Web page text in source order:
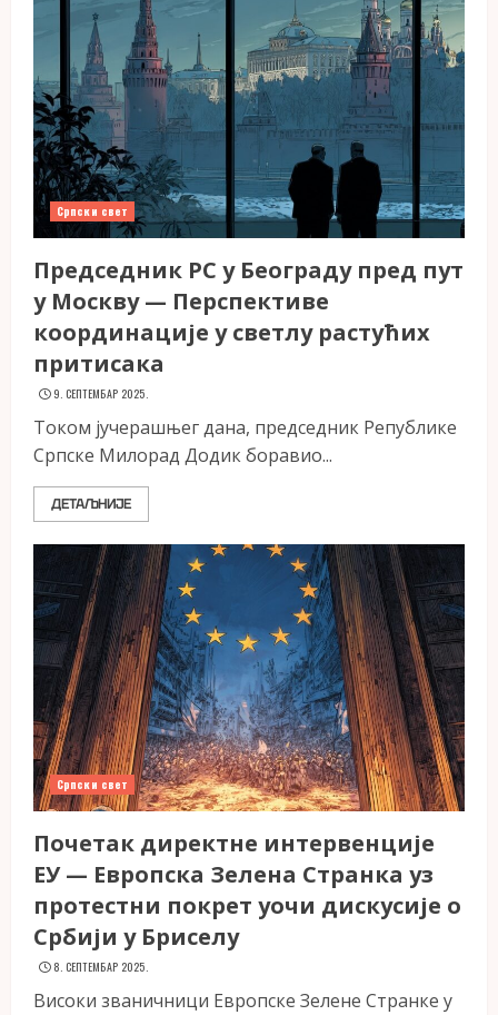
Српски свет
Председник РС у Београду пред пут
у Москву — Перспективе
координације у светлу растућих
притисака
9. СЕПТЕМБАР 2025.
Током јучерашњег дана, председник Републике
Српске Милорад Додик боравио...
ДЕТАЉНИЈЕ
Српски свет
Почетак директне интервенције
ЕУ — Европска Зелена Странка уз
протестни покрет уочи дискусије о
Србији у Бриселу
8. СЕПТЕМБАР 2025.
Високи званичници Европске Зелене Странке у